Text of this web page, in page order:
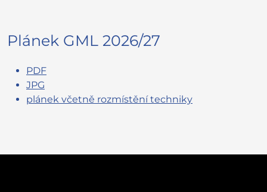
Plánek GML 2026/27
PDF
JPG
plánek včetně rozmístění techniky